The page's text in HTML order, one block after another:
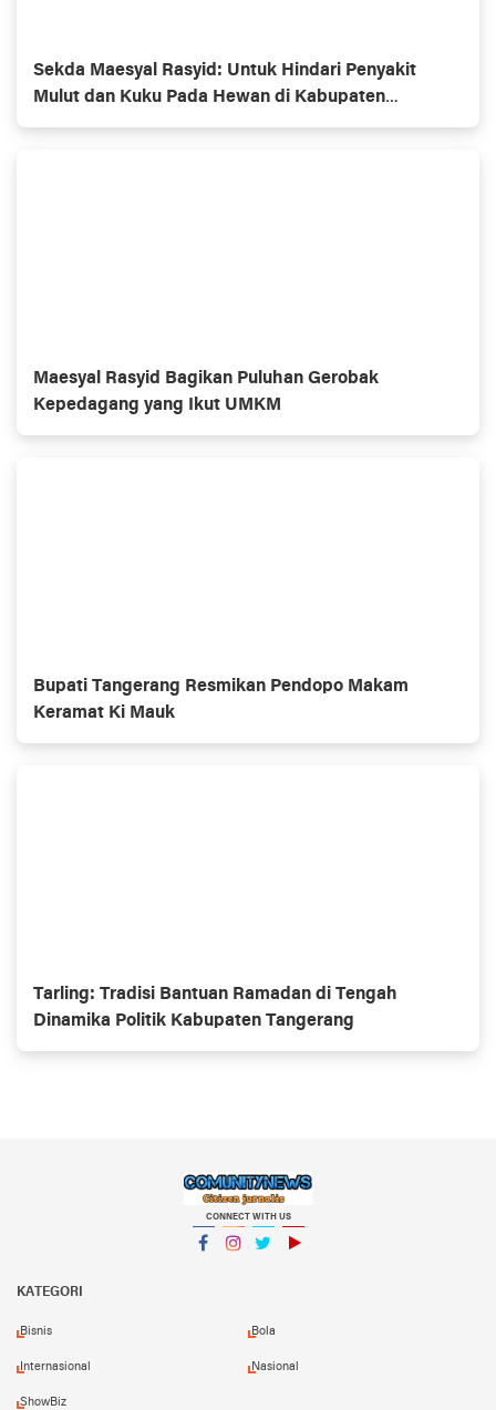
Sekda Maesyal Rasyid: Untuk Hindari Penyakit
Mulut dan Kuku Pada Hewan di Kabupaten
Tangerang Wajib Memiliki Surat Dari Dinas Terkait
Maesyal Rasyid Bagikan Puluhan Gerobak
Kepedagang yang Ikut UMKM
Bupati Tangerang Resmikan Pendopo Makam
Keramat Ki Mauk
Tarling: Tradisi Bantuan Ramadan di Tengah
Dinamika Politik Kabupaten Tangerang
CONNECT WITH US
KATEGORI
Bisnis Bola
Internasional Nasional
ShowBiz